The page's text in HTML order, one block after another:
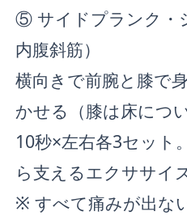
⑤ サイドプランク・
内腹斜筋）
横向きで前腕と膝で
かせる（膝は床につ
10秒×左右各3セット
ら支えるエクササイズ
※ すべて痛みが出な